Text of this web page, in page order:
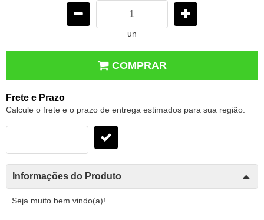
un
COMPRAR
Frete e Prazo
Calcule o frete e o prazo de entrega estimados para sua região:
Informações do Produto
Seja muito bem vindo(a)!